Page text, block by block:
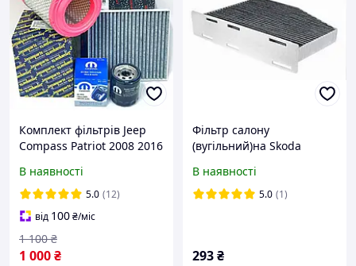
Комплект фільтрів Jeep
Compass Patriot 2008 2016
2.0, 2.4
В наявності
5.0 (12)
від 100₴/міс
1 000₴
1 100 ₴
Фільтр салону
(вугільний)на Skoda
Filtr AF5105a
В наявності
5.0 (1)
293₴